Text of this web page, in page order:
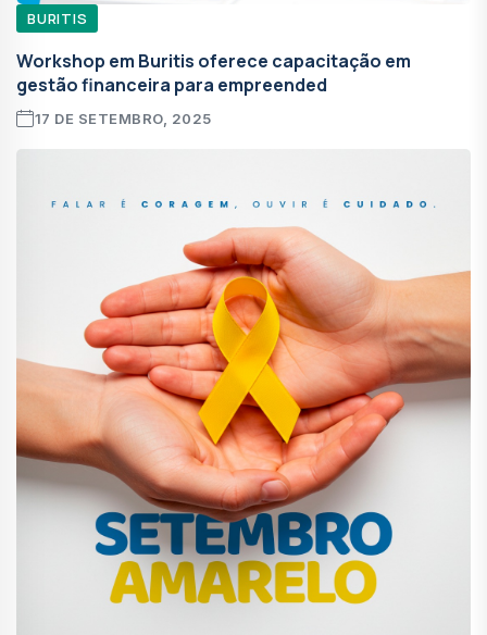
BURITIS
Workshop em Buritis oferece capacitação em
gestão financeira para empreended
17 DE SETEMBRO, 2025